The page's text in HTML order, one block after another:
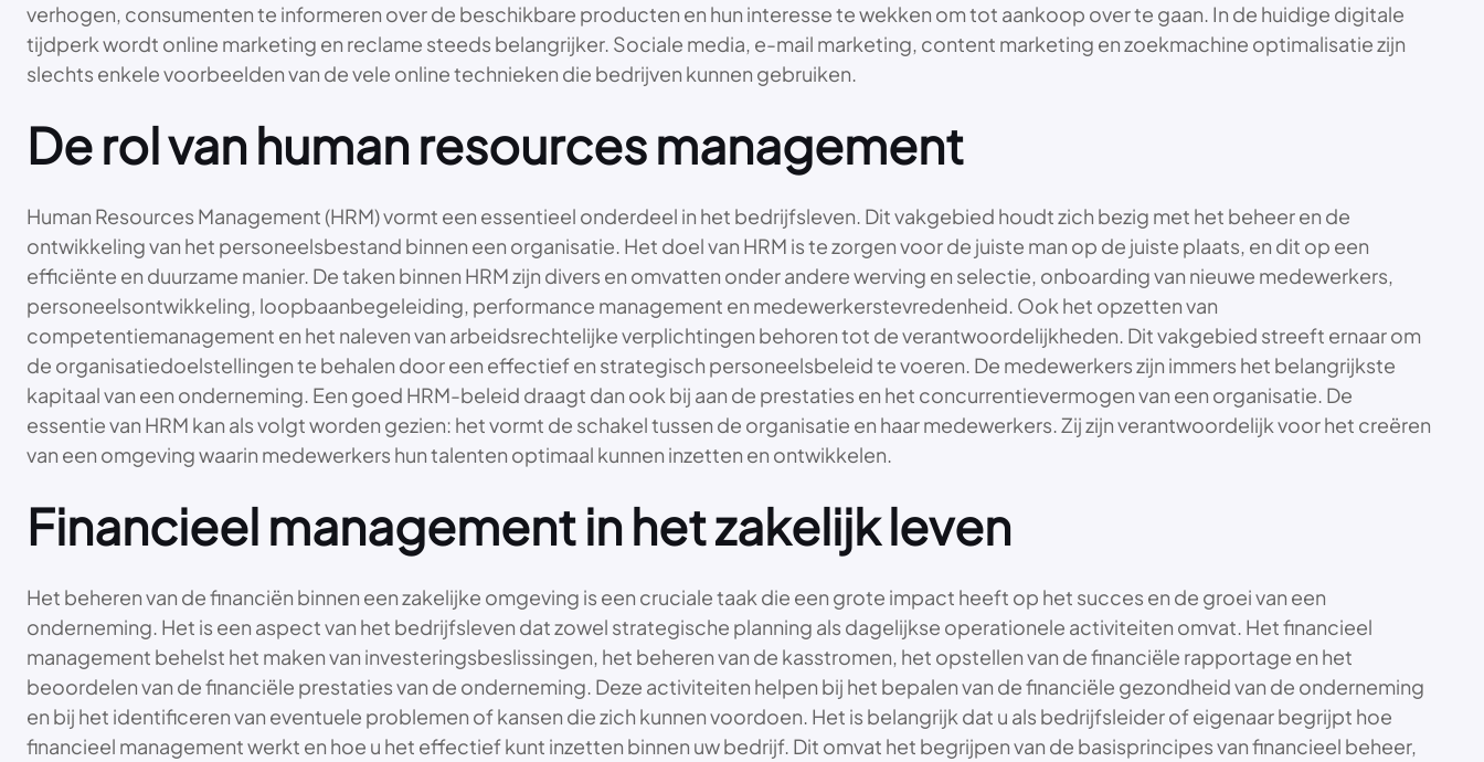
verhogen, consumenten te informeren over de beschikbare producten en hun interesse te wekken om tot aankoop over te gaan. In de huidige digitale
tijdperk wordt online marketing en reclame steeds belangrijker. Sociale media, e-mail marketing, content marketing en zoekmachine optimalisatie zijn
slechts enkele voorbeelden van de vele online technieken die bedrijven kunnen gebruiken.
De rol van human resources management
Human Resources Management (HRM) vormt een essentieel onderdeel in het bedrijfsleven. Dit vakgebied houdt zich bezig met het beheer en de
ontwikkeling van het personeelsbestand binnen een organisatie. Het doel van HRM is te zorgen voor de juiste man op de juiste plaats, en dit op een
efficiënte en duurzame manier. De taken binnen HRM zijn divers en omvatten onder andere werving en selectie, onboarding van nieuwe medewerkers,
personeelsontwikkeling, loopbaanbegeleiding, performance management en medewerkerstevredenheid. Ook het opzetten van
competentiemanagement en het naleven van arbeidsrechtelijke verplichtingen behoren tot de verantwoordelijkheden. Dit vakgebied streeft ernaar om
de organisatiedoelstellingen te behalen door een effectief en strategisch personeelsbeleid te voeren. De medewerkers zijn immers het belangrijkste
kapitaal van een onderneming. Een goed HRM-beleid draagt dan ook bij aan de prestaties en het concurrentievermogen van een organisatie. De
essentie van HRM kan als volgt worden gezien: het vormt de schakel tussen de organisatie en haar medewerkers. Zij zijn verantwoordelijk voor het creëren
van een omgeving waarin medewerkers hun talenten optimaal kunnen inzetten en ontwikkelen.
Financieel management in het zakelijk leven
Het beheren van de financiën binnen een zakelijke omgeving is een cruciale taak die een grote impact heeft op het succes en de groei van een
onderneming. Het is een aspect van het bedrijfsleven dat zowel strategische planning als dagelijkse operationele activiteiten omvat. Het financieel
management behelst het maken van investeringsbeslissingen, het beheren van de kasstromen, het opstellen van de financiële rapportage en het
beoordelen van de financiële prestaties van de onderneming. Deze activiteiten helpen bij het bepalen van de financiële gezondheid van de onderneming
en bij het identificeren van eventuele problemen of kansen die zich kunnen voordoen. Het is belangrijk dat u als bedrijfsleider of eigenaar begrijpt hoe
financieel management werkt en hoe u het effectief kunt inzetten binnen uw bedrijf. Dit omvat het begrijpen van de basisprincipes van financieel beheer,